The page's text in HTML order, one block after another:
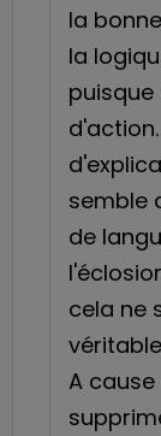
la
la
puisque
semble
de
cela ne
A